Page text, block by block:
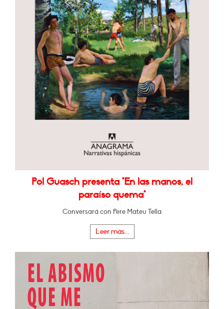
Pol Guasch presenta "En las manos, el
paraíso quema"
Conversará con Pere Mateu Tella
Leer más...